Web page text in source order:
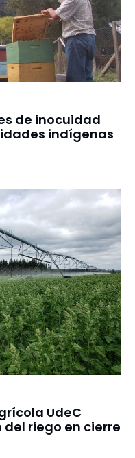
de inocuidad
indígenas
UdeC
riego en cierre